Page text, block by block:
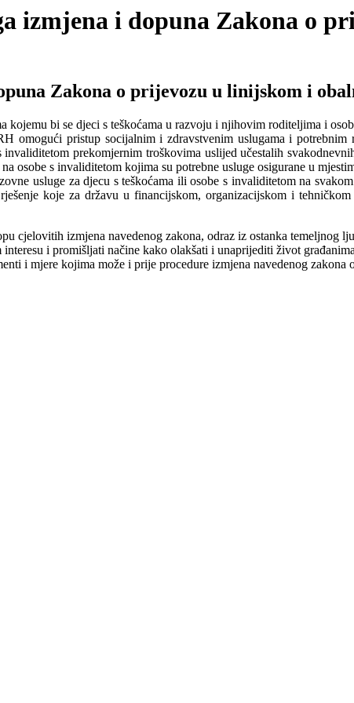
izmjena i dopuna Zakona o
Zakona o prijevozu u linijskom i
bi se djeci s teškoćama u razvoju i njihovim roditeljima i
omogući pristup socijalnim i zdravstvenim uslugama i
prekomjernim troškovima uslijed učestalih
osobe s invaliditetom kojima su potrebne usluge osigurane u
usluge za djecu s teškoćama ili osobe s invaliditetom na
koje za državu u financijskom, organizacijskom i
cjelovitih izmjena navedenog zakona, odraz iz ostanka temeljnog
i promišljati načine kako olakšati i unaprijediti život
i mjere kojima može i prije procedure izmjena navedenog